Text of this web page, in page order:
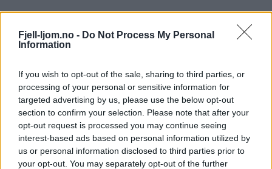
Fjell-ljom.no - Do Not Process My Personal
Information
If you wish to opt-out of the sale, sharing to third parties, or
processing of your personal or sensitive information for
targeted advertising by us, please use the below opt-out
section to confirm your selection. Please note that after your
opt-out request is processed you may continue seeing
interest-based ads based on personal information utilized by
us or personal information disclosed to third parties prior to
your opt-out. You may separately opt-out of the further